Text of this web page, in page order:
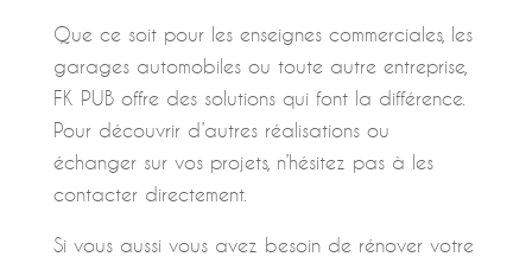
Que ce soit pour les enseignes commerciales, les
garages automobiles ou toute autre entreprise,
FK PUB offre des solutions qui font la différence.
Pour découvrir d’autres réalisations ou
échanger sur vos projets, n’hésitez pas à les
contacter directement.
Si vous aussi vous avez besoin de rénover votre